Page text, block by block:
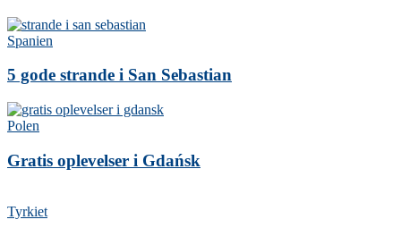
Spanien
5 gode strande i San Sebastian
Polen
Gratis oplevelser i Gdańsk
Tyrkiet